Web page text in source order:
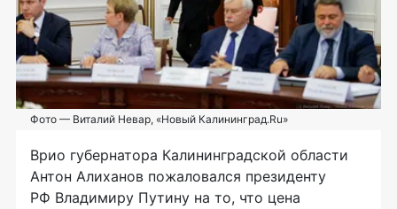
Фото — Виталий Невар, «Новый Калининград.Ru»
Врио губернатора Калининградской области
Антон Алиханов пожаловался президенту
РФ Владимиру Путину на то, что цена